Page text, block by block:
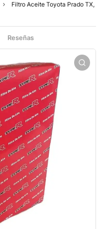
Filtro Aceite Toyota Prado TX,
Reseñas